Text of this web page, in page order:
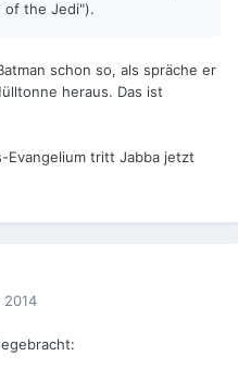
of the Jedi").
schon so, als spräche er
heraus. Das ist
Evangelium tritt Jabba jetzt
2014